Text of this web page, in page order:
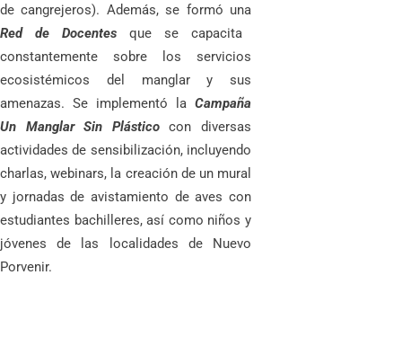
de cangrejeros). Además, se formó una
Red de Docentes que se capacita
constantemente sobre los servicios
ecosistémicos del manglar y sus
amenazas. Se implementó la Campaña
Un Manglar Sin Plásticocon diversas
actividades de sensibilización, incluyendo
charlas, webinars, la creación de un mural
y jornadas de avistamiento de aves con
estudiantes bachilleres, así como niños y
jóvenes de las localidades de Nuevo
Porvenir.